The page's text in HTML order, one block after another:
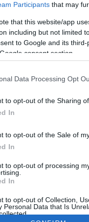
Participants that may
that this website/app
including but not limited
to Google and its
consent section.
Data Processing Opt
to opt-out of the Sharing
In
to opt-out of the Sale of
In
to opt-out of processing
In
to opt-out of Collection,
Personal Data that Is